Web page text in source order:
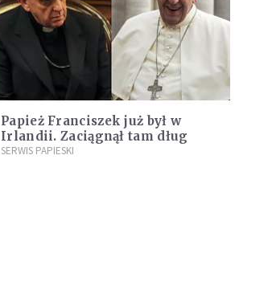
Papież Franciszek już był w
Irlandii. Zaciągnął tam dług
SERWIS PAPIESKI